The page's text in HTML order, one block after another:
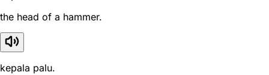
the head of a hammer.
kepala palu.